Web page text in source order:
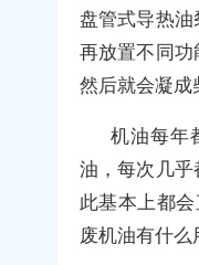
盘管式导热
再放置不同
然后就会凝成
机油每年
油，每次几
此基本上都
废机油有什么